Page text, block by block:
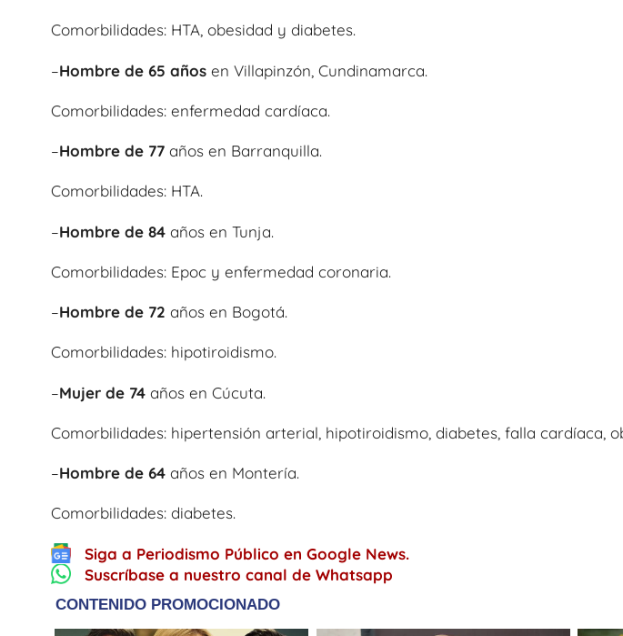
Comorbilidades: HTA, obesidad y diabetes.
–Hombre de 65 años en Villapinzón, Cundinamarca.
Comorbilidades: enfermedad cardíaca.
–Hombre de 77 años en Barranquilla.
Comorbilidades: HTA.
–Hombre de 84 años en Tunja.
Comorbilidades: Epoc y enfermedad coronaria.
–Hombre de 72 años en Bogotá.
Comorbilidades: hipotiroidismo.
–Mujer de 74 años en Cúcuta.
Comorbilidades: hipertensión arterial, hipotiroidismo, diabetes, falla cardíaca,
–Hombre de 64 años en Montería.
Comorbilidades: diabetes.
Siga a Periodismo Público en Google News.
Suscríbase a nuestro canal de Whatsapp